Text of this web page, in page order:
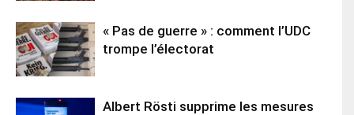
« Pas de guerre » : comment l’UDC
trompe l’électorat
Albert Rösti supprime les mesures